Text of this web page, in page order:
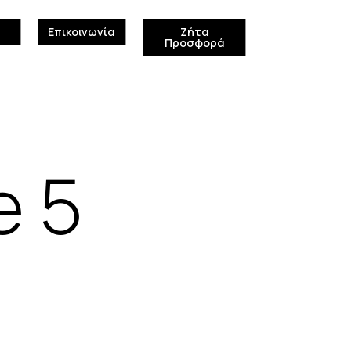
Επικοινωνία Ζήτα
Προσφορά
5